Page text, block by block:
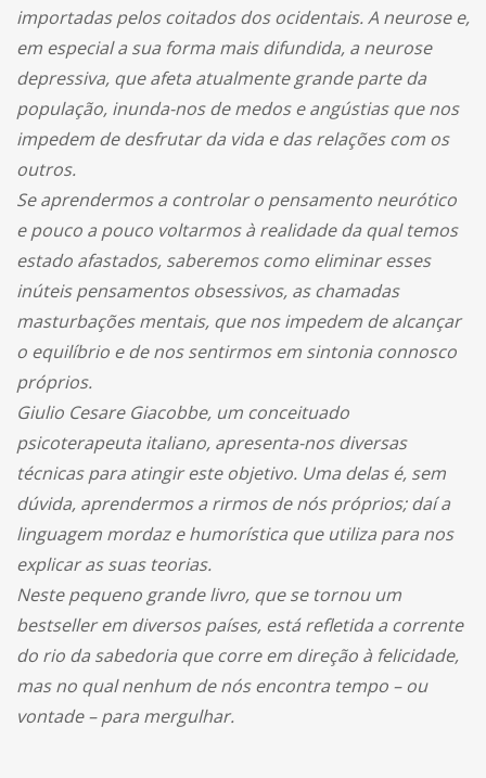
importadas pelos coitados dos ocidentais. A neurose e,
em especial a sua forma mais difundida, a neurose
depressiva, que afeta atualmente grande parte da
população, inunda-nos de medos e angústias que nos
impedem de desfrutar da vida e das relações com os
outros.
Se aprendermos a controlar o pensamento neurótico
e pouco a pouco voltarmos à realidade da qual temos
estado afastados, saberemos como eliminar esses
inúteis pensamentos obsessivos, as chamadas
masturbações mentais, que nos impedem de alcançar
o equilíbrio e de nos sentirmos em sintonia connosco
próprios.
Giulio Cesare Giacobbe, um conceituado
psicoterapeuta italiano, apresenta-nos diversas
técnicas para atingir este objetivo. Uma delas é, sem
dúvida, aprendermos a rirmos de nós próprios; daí a
linguagem mordaz e humorística que utiliza para nos
explicar as suas teorias.
Neste pequeno grande livro, que se tornou um
bestseller em diversos países, está refletida a corrente
do rio da sabedoria que corre em direção à felicidade,
mas no qual nenhum de nós encontra tempo – ou
vontade – para mergulhar.